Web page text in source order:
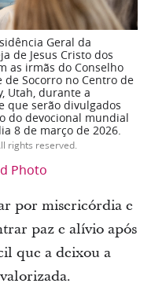
Geral da
de Jesus Cristo dos
as irmãs do Conselho
de Socorro no Centro de
Utah, durante a
que serão divulgados
do devocional mundial
8 de março de 2026.
rights reserved.
Photo
por misericórdia e
paz e alívio após
que a deixou a